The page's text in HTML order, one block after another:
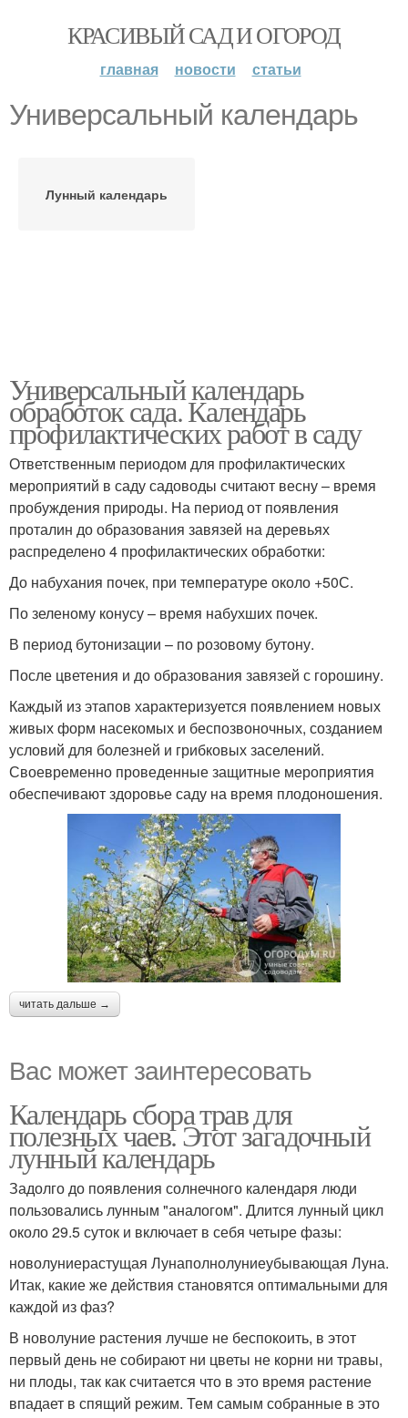
КРАСИВЫЙ САД И ОГОРОД
главная новости статьи
Универсальный календарь
Лунный календарь
Универсальный календарь
обработок сада. Календарь
профилактических работ в саду
Ответственным периодом для профилактических
мероприятий в саду садоводы считают весну – время
пробуждения природы. На период от появления
проталин до образования завязей на деревьях
распределено 4 профилактических обработки:
До набухания почек, при температуре около +50С.
По зеленому конусу – время набухших почек.
В период бутонизации – по розовому бутону.
После цветения и до образования завязей с горошину.
Каждый из этапов характеризуется появлением новых
живых форм насекомых и беспозвоночных, созданием
условий для болезней и грибковых заселений.
Своевременно проведенные защитные мероприятия
обеспечивают здоровье саду на время плодоношения.
читать дальше →
Вас может заинтересовать
Календарь сбора трав для
полезных чаев. Этот загадочный
лунный календарь
Задолго до появления солнечного календаря люди
пользовались лунным "аналогом". Длится лунный цикл
около 29.5 суток и включает в себя четыре фазы:
новолуниерастущая Лунаполнолуниеубывающая Луна.
Итак, какие же действия становятся оптимальными для
каждой из фаз?
В новолуние растения лучше не беспокоить, в этот
первый день не собирают ни цветы не корни ни травы,
ни плоды, так как считается что в это время растение
впадает в спящий режим. Тем самым собранные в это